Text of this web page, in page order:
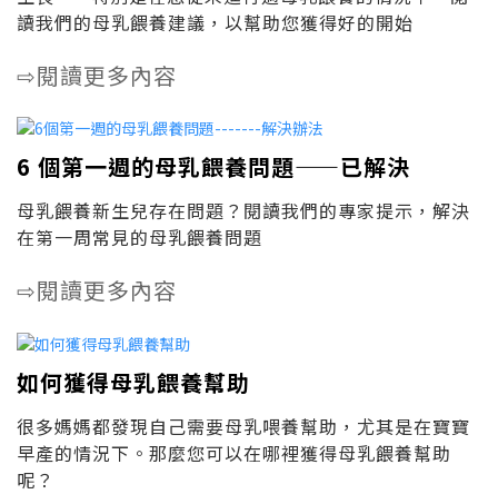
讀我們的母乳餵養建議，以幫助您獲得好的開始
⇨閱讀更多內容
6 個第一週的母乳餵養問題——已解決
母乳餵養新生兒存在問題？閱讀我們的專家提示，解決
在第一周常見的母乳餵養問題
⇨閱讀更多內容
如何獲得母乳餵養幫助
很多媽媽都發現自己需要母乳喂養幫助，尤其是在寶寶
早產的情況下。那麼您可以在哪裡獲得母乳餵養幫助
呢？